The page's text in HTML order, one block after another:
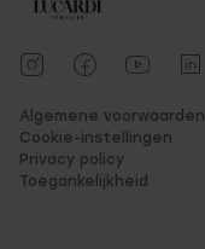
Algemene voorwaarden
Cookie-instellingen
Privacy policy
Toegankelijkheid